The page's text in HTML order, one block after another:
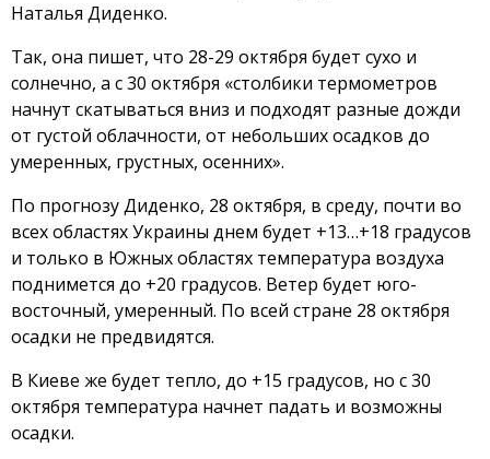
Наталья Диденко.
Так, она пишет, что 28-29 октября будет сухо и
солнечно, а с 30 октября «столбики термометров
начнут скатываться вниз и подходят разные дожди
от густой облачности, от небольших осадков до
умеренных, грустных, осенних».
По прогнозу Диденко, 28 октября, в среду, почти во
всех областях Украины днем будет +13…+18 градусов
и только в Южных областях температура воздуха
поднимется до +20 градусов. Ветер будет юго-
восточный, умеренный. По всей стране 28 октября
осадки не предвидятся.
В Киеве же будет тепло, до +15 градусов, но с 30
октября температура начнет падать и возможны
осадки.